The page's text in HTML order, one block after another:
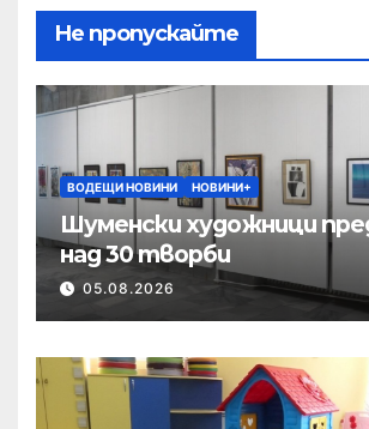
Не пропускайте
ВОДЕЩИ НОВИНИ НОВИНИ+
Шуменски художници
над 30 творби
05.08.2026